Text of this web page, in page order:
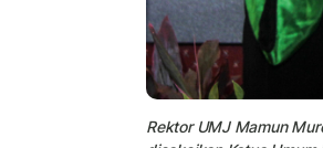
Rektor UMJ Mamun